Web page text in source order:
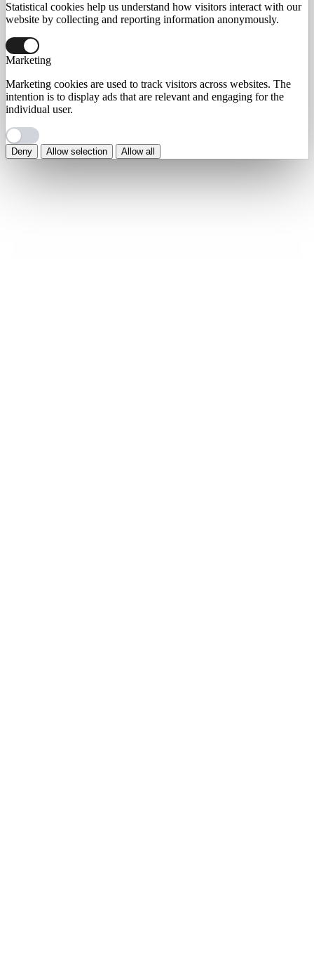
Statistical cookies help us understand how visitors interact with our
website by collecting and reporting information anonymously.
Marketing
Marketing cookies are used to track visitors across websites. The
intention is to display ads that are relevant and engaging for the
individual user.
Deny Allow selection Allow all